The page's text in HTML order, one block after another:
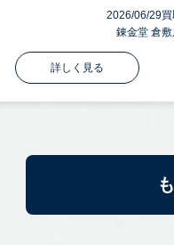
2026/06/29買
錬金堂 倉
詳しく見る